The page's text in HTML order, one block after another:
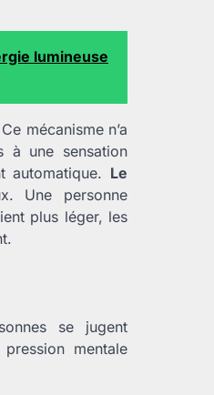
lumineuse
mécanisme n’a
à une sensation
automatique. Le
Une personne
plus léger, les
se jugent
mentale